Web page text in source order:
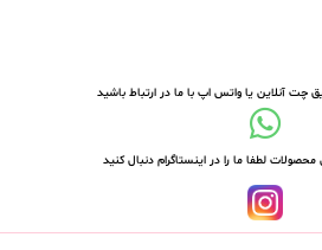
چت آنلاین یا واتس اپ با ما در ارتباط باشید
محصولات لطفا ما را در اینستاگرام دنبال کنید